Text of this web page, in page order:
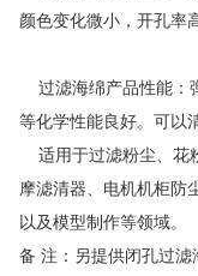
颜色变化微小，开孔率
过滤海绵产品性能：
等化学性能良好。可以
适用于过滤粉尘、花
摩滤清器、电机机柜防
以及模型制作等领域。
备 注：另提供闭孔过